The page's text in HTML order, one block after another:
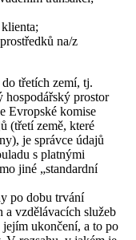
na/z
třetích zemí, tj.
hospodářský prostor
Evropské komise
(třetí země, které
je správce údajů
s platnými
jiné „standardní
po dobu trvání
vzdělávacích služeb
ukončení, a to po